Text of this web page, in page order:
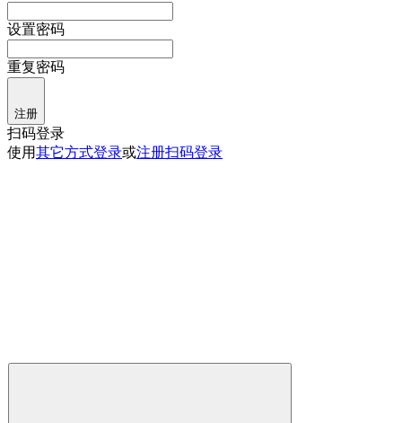
设置密码
重复密码
注册
扫码登录
使用其它方式登录或注册扫码登录